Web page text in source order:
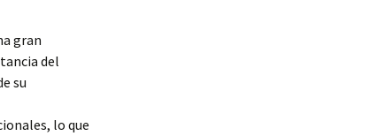
gran
del
su
lo que